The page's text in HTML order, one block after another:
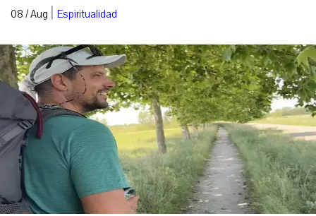
08 / Aug | Espiritualidad